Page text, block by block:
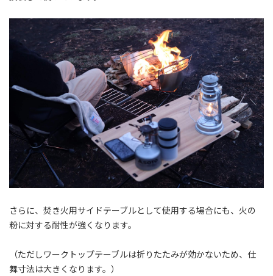
さらに、焚き火用サイドテーブルとして使用する場合にも、火の
粉に対する耐性が強くなります。
（ただしワークトップテーブルは折りたたみが効かないため、仕
舞寸法は大きくなります。）